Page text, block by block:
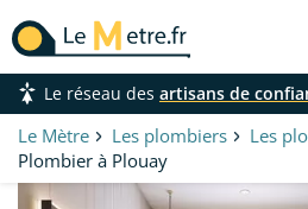
Aller
au
contenu
principal
Le réseau des artisans de
Le Mètre Les plombiers
Les
Plombier à Plouay